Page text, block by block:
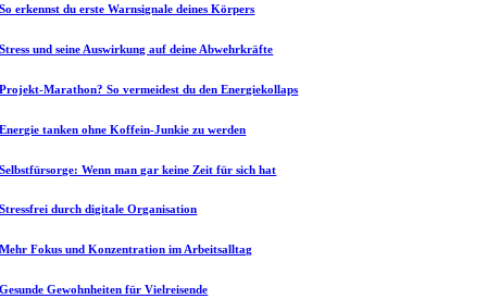
So erkennst du erste Warnsignale deines Körpers
Stress und seine Auswirkung auf deine Abwehrkräfte
Projekt-Marathon? So vermeidest du den Energiekollaps
Energie tanken ohne Koffein-Junkie zu werden
Selbstfürsorge: Wenn man gar keine Zeit für sich hat
Stressfrei durch digitale Organisation
Mehr Fokus und Konzentration im Arbeitsalltag
Gesunde Gewohnheiten für Vielreisende